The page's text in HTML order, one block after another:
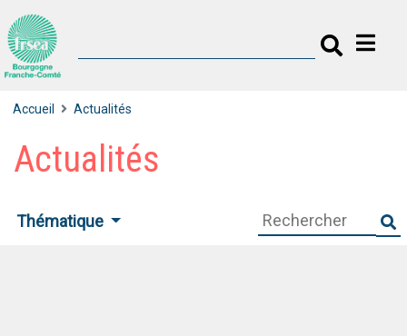
Accueil Actualités
Actualités
Thématique